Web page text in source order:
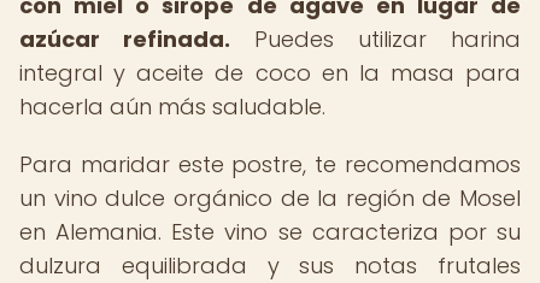
azúcar refinada. Puedes utilizar harina
integral y aceite de coco en la masa para
hacerla aún más saludable.
Para maridar este postre, te recomendamos
un vino dulce orgánico de la región de Mosel
en Alemania. Este vino se caracteriza por su
dulzura equilibrada y sus notas frutales